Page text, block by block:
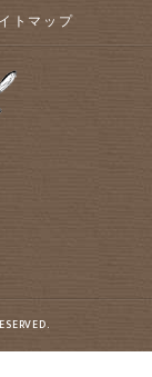
トマップ